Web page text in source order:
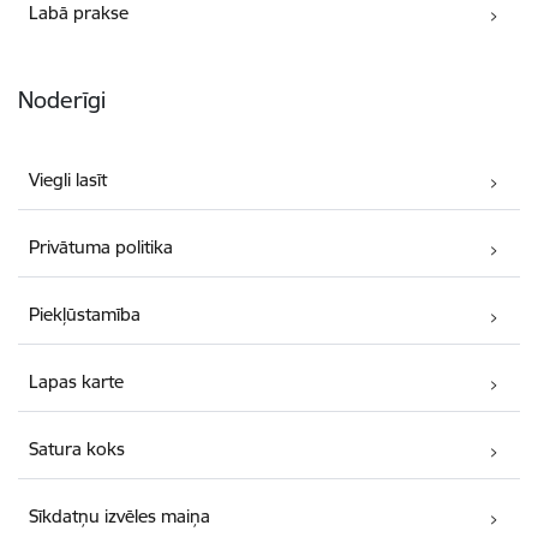
Labā prakse
Noderīgi
Viegli lasīt
Privātuma politika
Piekļūstamība
Lapas karte
Satura koks
Sīkdatņu izvēles maiņa